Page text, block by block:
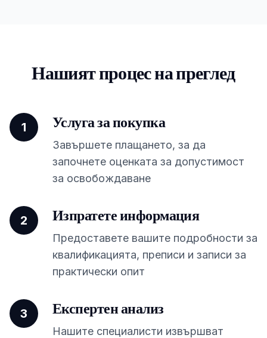
Нашият процес на преглед
1 Услуга за покупка
Завършете плащането, за да
започнете оценката за допустимост
за освобождаване
2 Изпратете информация
Предоставете вашите подробности за
квалификацията, преписи и записи за
практически опит
3 Експертен анализ
Нашите специалисти извършват